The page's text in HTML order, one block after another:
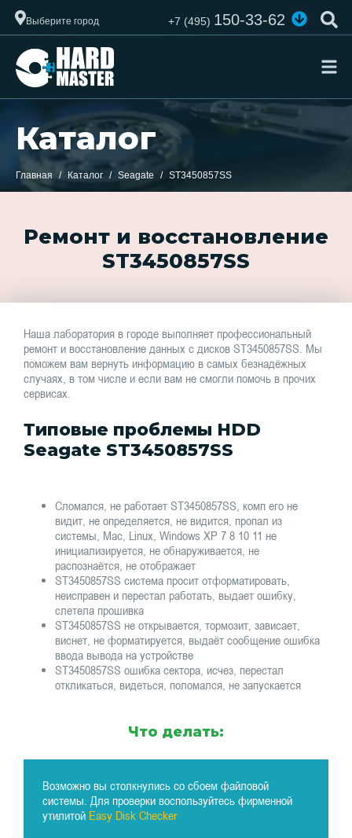
Выберите город +7 (495)150-33-62
Каталог
Главная Каталог Seagate ST3450857SS
Ремонт и восстановление
ST3450857SS
Наша лаборатория в городе выполняет профессиональный
ремонт и восстановление данных с дисков ST3450857SS. Мы
поможем вам вернуть информацию в самых безнадёжных
случаях, в том числе и если вам не смогли помочь в прочих
сервисах.
Типовые проблемы HDD
Seagate ST3450857SS
Сломался, не работает ST3450857SS, комп его не
видит, не определяется, не видится, пропал из
системы, Mac, Linux, Windows XP 7 8 10 11 не
инициализируется, не обнаруживается, не
распознаётся, не отображает
ST3450857SS система просит отформатировать,
неисправен и перестал работать, выдает ошибку,
слетела прошивка
ST3450857SS не открывается, тормозит, зависает,
виснет, не форматируется, выдаёт сообщение ошибка
ввода вывода на устройстве
ST3450857SS ошибка сектора, исчез, перестал
откликаться, видеться, поломался, не запускается
Что делать:
Возможно вы столкнулись со сбоем файловой
системы. Для проверки воспользуйтесь фирменной
утилитой Easy Disk Checker